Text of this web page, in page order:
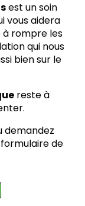
est un soin
vous aidera
à rompre les
qui nous
bien sur le
reste à
demandez
de